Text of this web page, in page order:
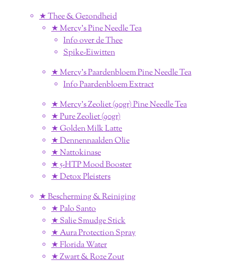
★ Thee & Gezondheid
★ Mercy's Pine Needle Tea
Info over de Thee
Spike-Eiwitten
★ Mercy's Paardenbloem Pine Needle Tea
Info Paardenbloem Extract
★ Mercy's Zeoliet (90gr) Pine Needle Tea
★ Pure Zeoliet (90gr)
★ Golden Milk Latte
★ Dennennaalden Olie
★ Nattokinase
★ 5-HTP Mood Booster
★ Detox Pleisters
★ Bescherming & Reiniging
★ Palo Santo
★ Salie Smudge Stick
★ Aura Protection Spray
★ Florida Water
★ Zwart & Roze Zout